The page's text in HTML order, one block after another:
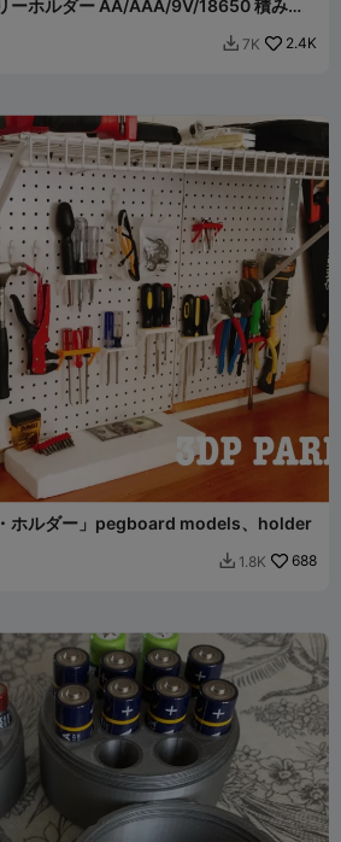
ーホルダー AA/AAA/9V/18650 積み重
 7K 2.4K
・ホルダー」pegboard models、holder
 1.8K 688